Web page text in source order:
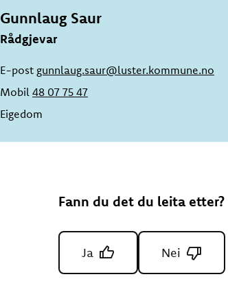
Gunnlaug Saur
Rådgjevar
E-post gunnlaug.saur@luster.kommune.no
Mobil48 07 75 47
Eigedom
Fann du det du leita etter?
Ja Nei